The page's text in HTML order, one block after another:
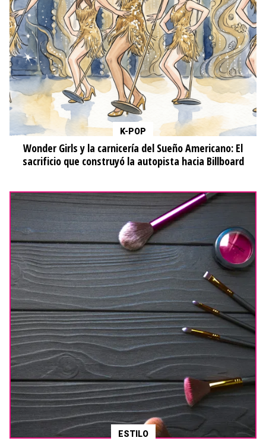
K-POP
Wonder Girls y la carnicería del Sueño Americano: El
sacrificio que construyó la autopista hacia Billboard
ESTILO